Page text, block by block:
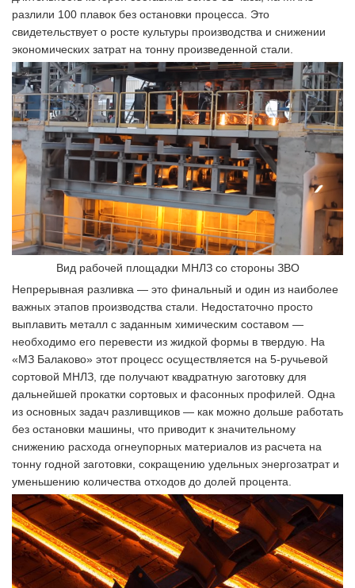
разлили 100 плавок без остановки процесса. Это
свидетельствует о росте культуры производства и снижении
экономических затрат на тонну произведенной стали.
Вид рабочей площадки МНЛЗ со стороны ЗВО
Непрерывная разливка — это финальный и один из наиболее
важных этапов производства стали. Недостаточно просто
выплавить металл с заданным химическим составом —
необходимо его перевести из жидкой формы в твердую. На
«МЗ Балаково» этот процесс осуществляется на 5-ручьевой
сортовой МНЛЗ, где получают квадратную заготовку для
дальнейшей прокатки сортовых и фасонных профилей. Одна
из основных задач разливщиков — как можно дольше работать
без остановки машины, что приводит к значительному
снижению расхода огнеупорных материалов из расчета на
тонну годной заготовки, сокращению удельных энергозатрат и
уменьшению количества отходов до долей процента.